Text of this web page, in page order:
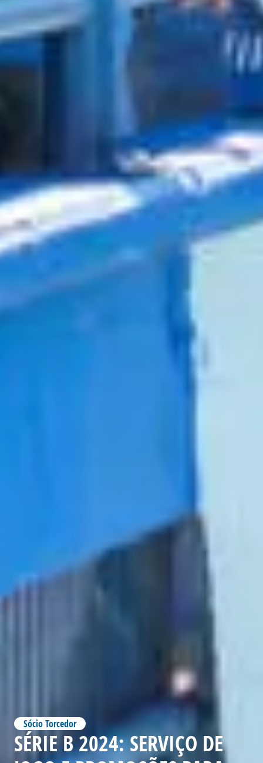
Sócio Torcedor
SÉRIE B 2024: SERVIÇO DE